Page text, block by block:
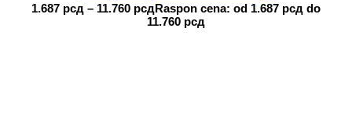
1.687 рсд – 11.760 рсдRaspon cena: od 1.687 рсд do
11.760 рсд